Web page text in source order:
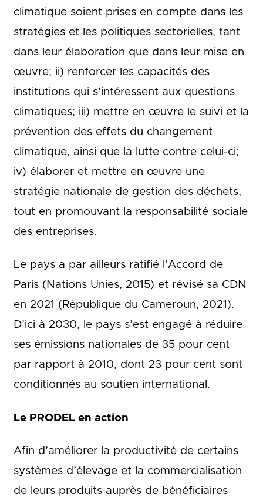
climatique soient prises en compte dans les
stratégies et les politiques sectorielles, tant
dans leur élaboration que dans leur mise en
œuvre; ii) renforcer les capacités des
institutions qui s’intéressent aux questions
climatiques; iii) mettre en œuvre le suivi et la
prévention des effets du changement
climatique, ainsi que la lutte contre celui-ci;
iv) élaborer et mettre en œuvre une
stratégie nationale de gestion des déchets,
tout en promouvant la responsabilité sociale
des entreprises.
Le pays a par ailleurs ratifié l’Accord de
Paris (Nations Unies, 2015) et révisé sa CDN
en 2021 (République du Cameroun, 2021).
D’ici à 2030, le pays s’est engagé à réduire
ses émissions nationales de 35 pour cent
par rapport à 2010, dont 23 pour cent sont
conditionnés au soutien international.
Le PRODEL en action
Afin d’améliorer la productivité de certains
systèmes d’élevage et la commercialisation
de leurs produits auprès de bénéficiaires